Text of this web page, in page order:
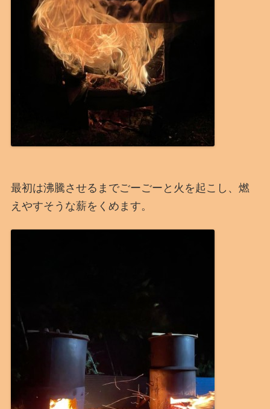
最初は沸騰させるまでごーごーと火を起こし、燃
えやすそうな薪をくめます。